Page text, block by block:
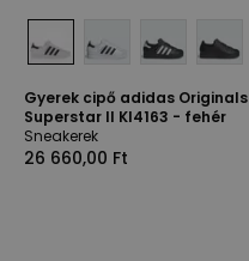
Gyerek cipő adidas Originals
Superstar II KI4163 - fehér
Sneakerek
26 660,00 Ft